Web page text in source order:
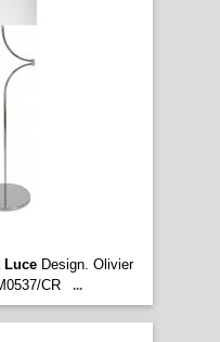
LuceDesign. Olivier
CR
...